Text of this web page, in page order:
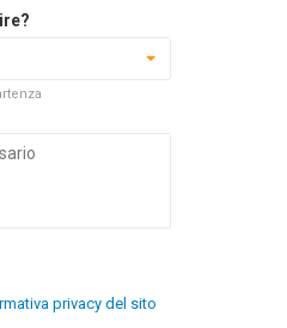
privacy del sito